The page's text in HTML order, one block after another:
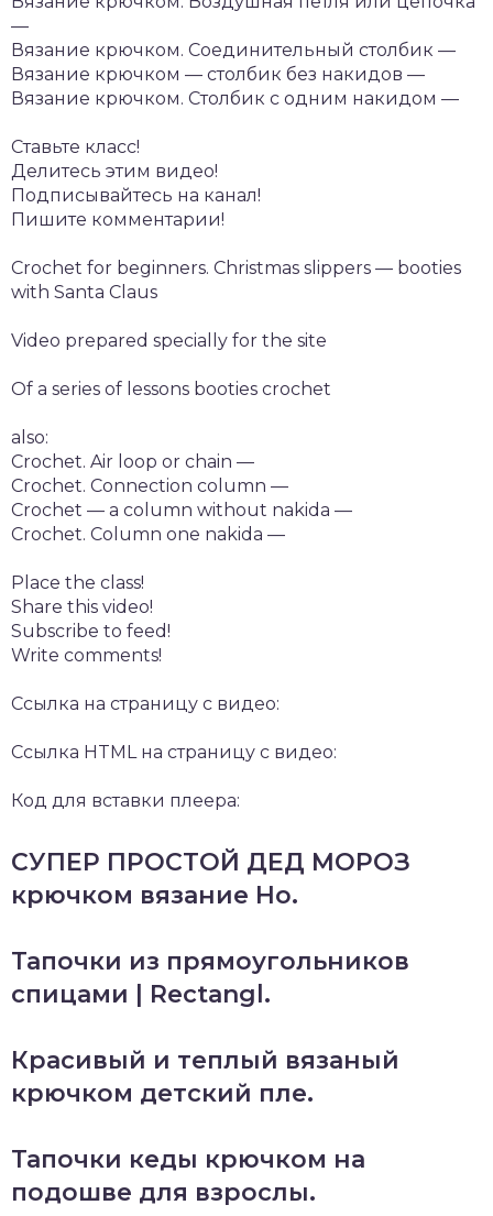
—
Вязание крючком. Соединительный столбик —
Вязание крючком — столбик без накидов —
Вязание крючком. Столбик с одним накидом —
Ставьте класс!
Делитесь этим видео!
Подписывайтесь на канал!
Пишите комментарии!
Crochet for beginners. Christmas slippers — booties
with Santa Claus
Video prepared specially for the site
Of a series of lessons booties crochet
also:
Crochet. Air loop or chain —
Crochet. Connection column —
Crochet — a column without nakida —
Crochet. Column one nakida —
Place the class!
Share this video!
Subscribe to feed!
Write comments!
Ссылка на страницу с видео:
Ссылка HTML на страницу с видео:
Код для вставки плеера:
СУПЕР ПРОСТОЙ ДЕД МОРОЗ
крючком вязание Ho.
Тапочки из прямоугольников
спицами | Rectangl.
Красивый и теплый вязаный
крючком детский пле.
Тапочки кеды крючком на
подошве для взрослы.